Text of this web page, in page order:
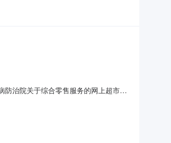
防治院关于综合零售服务的网上超市采
、采购代理机构名称：地址：联系